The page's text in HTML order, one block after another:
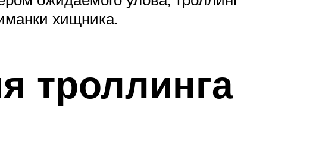
хищника.
троллинга